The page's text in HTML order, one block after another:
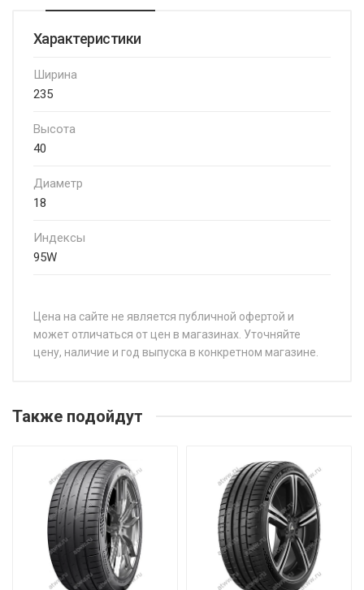
Характеристики
Ширина
235
Высота
40
Диаметр
18
Индексы
95W
Цена на сайте не является публичной офертой и
может отличаться от цен в магазинах. Уточняйте
цену, наличие и год выпуска в конкретном магазине.
Joyroad Sport RX6 195/45R16 84V
Joyroad Sport RX6 195/55R16 87W
Joyroad Sport RX6 195/60R16 89H
Joyroad Sport RX6 205/45R16 87W
Также подойдут